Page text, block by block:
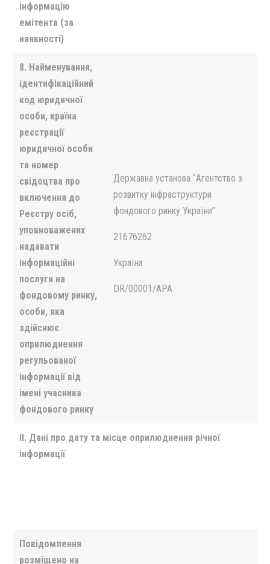
інформацію
емітента (за
наявності)
8. Найменування,
ідентифікаційний
код юридичної
особи, країна
реєстрації
юридичної особи
та номер
свідоцтва про
включення до
Реєстру осіб,
уповноважених
надавати
інформаційні
послуги на
фондовому ринку,
особи, яка
здійснює
оприлюднення
регульованої
інформації від
імені учасника
фондового ринку
Державна установа “Агентство з
розвитку iнфраструктури
фондового ринку України”
21676262
Україна
DR/00001/APA
II. Дані про дату та місце оприлюднення річної
інформації
Повідомлення
розміщено на